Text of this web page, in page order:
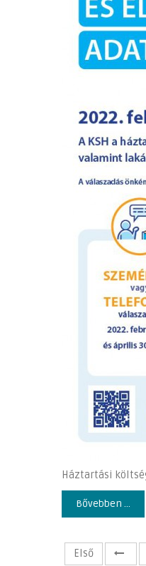
Háztartási
Bővebben ...
Első